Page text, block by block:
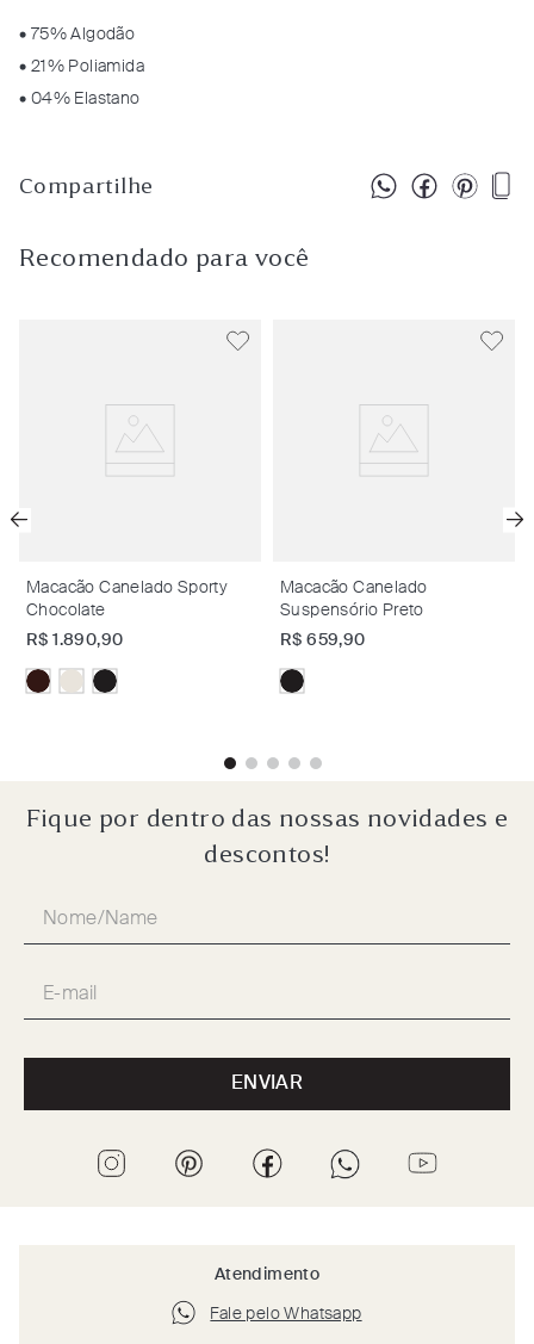
• 75% Algodão
• 21% Poliamida
• 04% Elastano
Compartilhe
Recomendado para você
Macacão Canelado Sporty
Chocolate
R$ 1 .890,90
Macacão Canelado
Suspensório Preto
R$ 659,90
Fique por dentro das nossas novidades e
descontos!
ENVIAR
Atendimento
Fale pelo Whatsapp